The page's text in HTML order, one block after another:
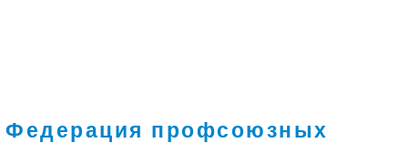
Федерация профсоюзных